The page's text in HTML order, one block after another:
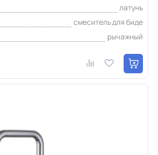
латунь
смеситель для биде
рычажный